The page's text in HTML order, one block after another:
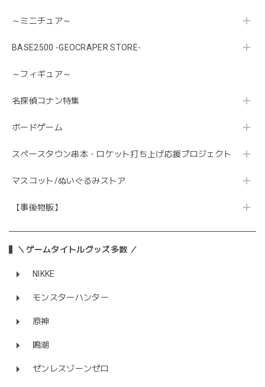
～ミニチュア～
BASE2500 -GEOCRAPER STORE-
～フィギュア～
名探偵コナン特集
ボードゲーム
スペースタウン串本・ロケット打ち上げ応援プロジェクト
マスコット/ぬいぐるみストア
【事後物販】
＼ゲームタイトルグッズ多数 ／
NIKKE
モンスターハンター
原神
鳴潮
ゼンレスゾーンゼロ